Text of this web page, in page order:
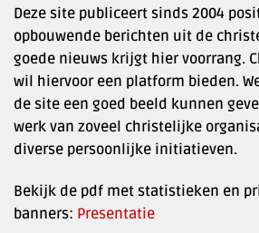
Deze site publiceert sinds 2004
opbouwende berichten uit de
goede nieuws krijgt hier voorrang.
wil hiervoor een platform bieden.
de site een goed beeld kunnen
werk van zoveel christelijke
diverse persoonlijke initiatieven.
Bekijk de pdf met statistieken en
banners: Presentatie